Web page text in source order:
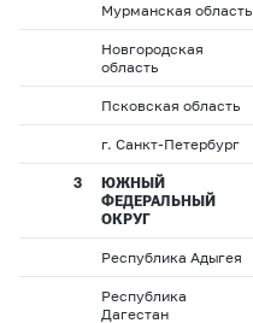
Мурманская область
Новгородская
область
Псковская область
г. Санкт-Петербург
3
ЮЖНЫЙ
ФЕДЕРАЛЬНЫЙ
ОКРУГ
Республика Адыгея
Республика
Дагестан